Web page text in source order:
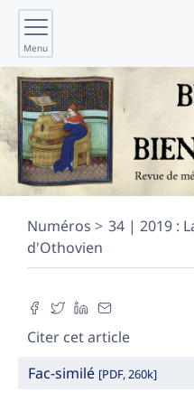
Menu
Numéros
34 | 2019 :
d'Othovien
Citer cet article
Fac-similé [PDF, 260k]